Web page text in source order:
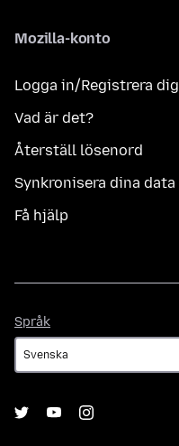
Mozilla-konto
Logga in/Registrera dig
Vad är det?
Återställ lösenord
Synkronisera dina data
Få hjälp
Språk